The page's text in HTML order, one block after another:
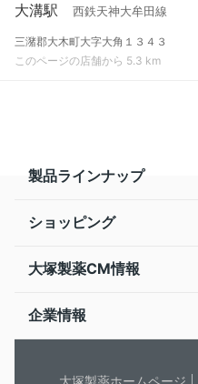
大溝駅 西鉄天神大牟田線
三潴郡大木町大字大角１３４３
このページの店舗から 5.3 km
製品ラインナップ
ショッピング
大塚製薬CM情報
企業情報